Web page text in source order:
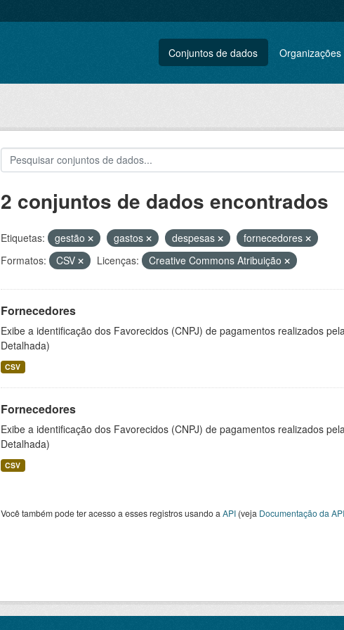
Conjuntos de dados Organizações
2 conjuntos de dados encontrados
Etiquetas: gestão gastos despesas
fornecedores
Formatos:
CSV Licenças: Creative Commons Atribuição
Fornecedores
Exibe a identificação dos Favorecidos (CNPJ) de pagamentos realizados
Detalhada)
CSV
Fornecedores
Exibe a identificação dos Favorecidos (CNPJ) de pagamentos realizados
Detalhada)
CSV
Você também pode ter acesso a esses registros usando a API(veja Documentação da API